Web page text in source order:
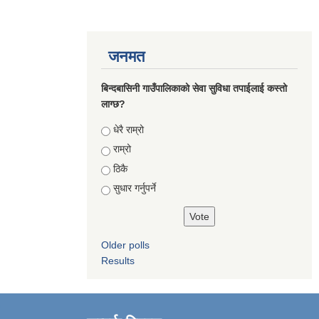
जनमत
बिन्दबासिनी गाउँपालिकाको सेवा सुविधा तपाईलाई कस्तो
लाग्छ?
Choices
धेरै राम्रो
राम्रो
ठिकै
सुधार गर्नुपर्ने
Older polls
Results